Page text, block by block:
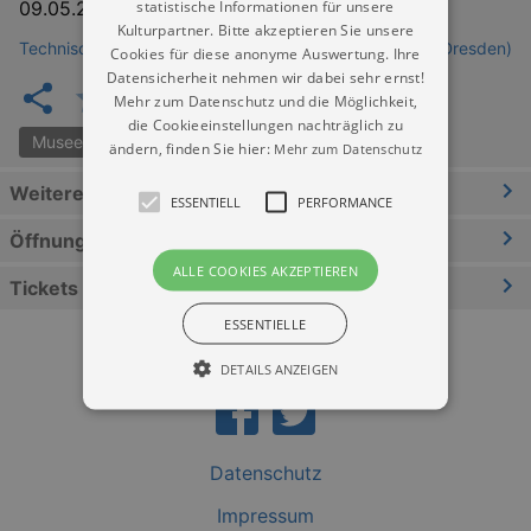
09.05.2026 –01.11.2026
Technische Sammlungen der Stadt Dresden (Museum Dresden)
Museen der Stadt Dresden
Weitere Informationen
Öffnungszeiten
Tickets
Datenschutz
Impressum
statistische Informationen für unsere
Kulturpartner. Bitte akzeptieren Sie unsere
Cookies für diese anonyme Auswertung. Ihre
Datensicherheit nehmen wir dabei sehr ernst!
Mehr zum Datenschutz und die Möglichkeit,
die Cookieeinstellungen nachträglich zu
ändern, finden Sie hier: Mehr zum Datenschutz
ESSENTIELL PERFORMANCE
ALLE COOKIES AKZEPTIEREN
ESSENTIELLE
DETAILS ANZEIGEN
grundlegenden Funktionen unserer Webseite